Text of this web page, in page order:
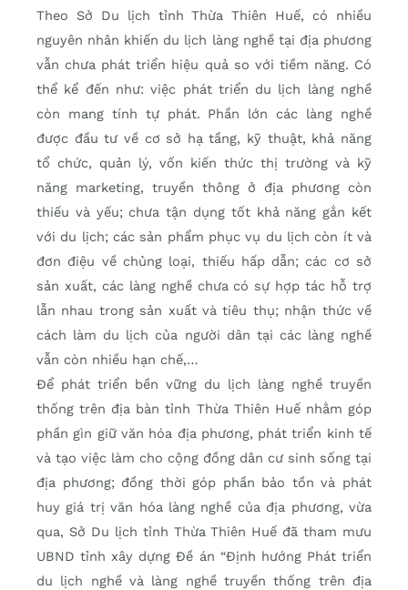
Theo Sở Du lịch tỉnh Thừa Thiên Huế, có nhiều
nguyên nhân khiến du lịch làng nghề tại địa phương
vẫn chưa phát triển hiệu quả so với tiềm năng. Có
thể kể đến như: việc phát triển du lịch làng nghề
còn mang tính tự phát. Phần lớn các làng nghề
được đầu tư về cơ sở hạ tầng, kỹ thuật, khả năng
tổ chức, quản lý, vốn kiến thức thị trường và kỹ
năng marketing, truyền thông ở địa phương còn
thiếu và yếu; chưa tận dụng tốt khả năng gắn kết
với du lịch; các sản phẩm phục vụ du lịch còn ít và
đơn điệu về chủng loại, thiếu hấp dẫn; các cơ sở
sản xuất, các làng nghề chưa có sự hợp tác hỗ trợ
lẫn nhau trong sản xuất và tiêu thụ; nhận thức về
cách làm du lịch của người dân tại các làng nghề
vẫn còn nhiều hạn chế,…
Để phát triển bền vững du lịch làng nghề truyền
thống trên địa bàn tỉnh Thừa Thiên Huế nhằm góp
phần gìn giữ văn hóa địa phương, phát triển kinh tế
và tạo việc làm cho cộng đồng dân cư sinh sống tại
địa phương; đồng thời góp phần bảo tồn và phát
huy giá trị văn hóa làng nghề của địa phương, vừa
qua, Sở Du lịch tỉnh Thừa Thiên Huế đã tham mưu
UBND tỉnh xây dựng Đề án “Định hướng Phát triển
du lịch nghề và làng nghề truyền thống trên địa